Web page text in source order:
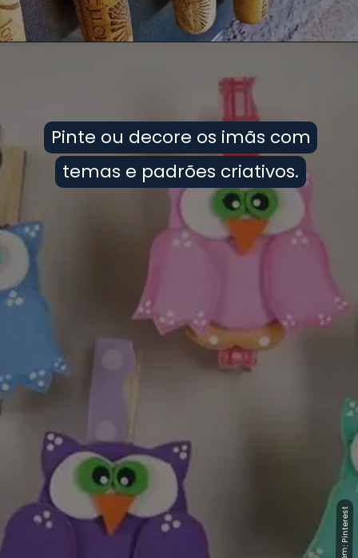
Pinte ou decore os imãs com
temas e padrões criativos.
Pinte ou decore os imãs com
temas e padrões criativos.